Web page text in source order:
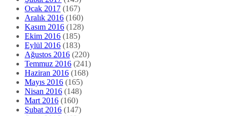
Ocak 2017 (167)
Aralık 2016 (160)
Kasım 2016 (128)
Ekim 2016 (185)
Eylül 2016 (183)
Ağustos 2016 (220)
Temmuz 2016 (241)
Haziran 2016 (168)
Mayıs 2016 (165)
Nisan 2016 (148)
Mart 2016 (160)
Şubat 2016 (147)